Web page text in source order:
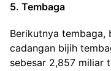
5. Tembaga
Berikutnya
cadangan bijih
sebesar 2,857 miliar